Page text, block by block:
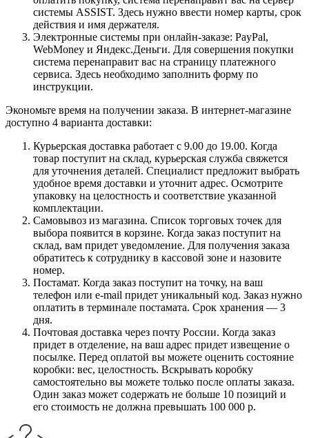
системы ASSIST. Здесь нужно ввести номер карты, срок
действия и имя держателя.
Электронные системы при онлайн-заказе: PayPal,
WebMoney и Яндекс.Деньги. Для совершения покупки
система перенаправит вас на страницу платежного
сервиса. Здесь необходимо заполнить форму по
инструкции.
Экономьте время на получении заказа. В интернет-магазине
доступно 4 варианта доставки:
Курьерская доставка работает с 9.00 до 19.00. Когда
товар поступит на склад, курьерская служба свяжется
для уточнения деталей. Специалист предложит выбрать
удобное время доставки и уточнит адрес. Осмотрите
упаковку на целостность и соответствие указанной
комплектации.
Самовывоз из магазина. Список торговых точек для
выбора появится в корзине. Когда заказ поступит на
склад, вам придет уведомление. Для получения заказа
обратитесь к сотруднику в кассовой зоне и назовите
номер.
Постамат. Когда заказ поступит на точку, на ваш
телефон или e-mail придет уникальный код. Заказ нужно
оплатить в терминале постамата. Срок хранения — 3
дня.
Почтовая доставка через почту России. Когда заказ
придет в отделение, на ваш адрес придет извещение о
посылке. Перед оплатой вы можете оценить состояние
коробки: вес, целостность. Вскрывать коробку
самостоятельно вы можете только после оплаты заказа.
Один заказ может содержать не больше 10 позиций и
его стоимость не должна превышать 100 000 р.